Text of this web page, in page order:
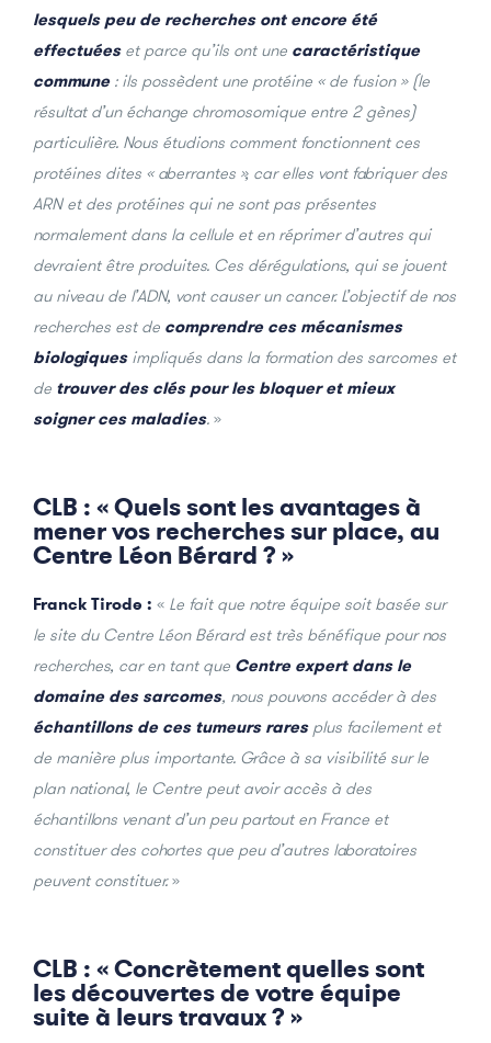
lesquels peu de recherches ont encore été
effectuées et parce qu’ils ont une caractéristique
commune: ils possèdent une protéine « de fusion » (le
résultat d’un échange chromosomique entre 2 gènes)
particulière. Nous étudions comment fonctionnent ces
protéines dites « aberrantes », car elles vont fabriquer des
ARN et des protéines qui ne sont pas présentes
normalement dans la cellule et en réprimer d’autres qui
devraient être produites. Ces dérégulations, qui se jouent
au niveau de l’ADN, vont causer un cancer. L’objectif de nos
recherches est de comprendre ces mécanismes
biologiquesimpliqués dans la formation des sarcomes et
de trouver des clés pour les bloquer et mieux
soigner ces maladies. »
CLB : « Quels sont les avantages à
mener vos recherches sur place, au
Centre Léon Bérard ? »
Franck Tirode : « Le fait que notre équipe soit basée sur
le site du Centre Léon Bérard est très bénéfique pour nos
recherches, car en tant que Centre expert dans le
domaine des sarcomes, nous pouvons accéder à des
échantillons de ces tumeurs rares plus facilement et
de manière plus importante. Grâce à sa visibilité sur le
plan national, le Centre peut avoir accès à des
échantillons venant d’un peu partout en France et
constituer des cohortes que peu d’autres laboratoires
peuvent constituer.»
CLB : « Concrètement quelles sont
les découvertes de votre équipe
suite à leurs travaux ? »